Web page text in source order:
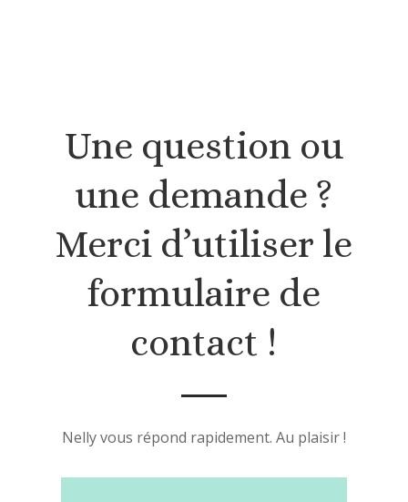
Une question ou
une demande ?
Merci d’utiliser le
formulaire de
contact !
Nelly vous répond rapidement. Au plaisir !